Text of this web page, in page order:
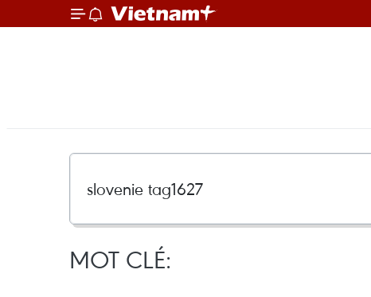
MOT CLÉ: